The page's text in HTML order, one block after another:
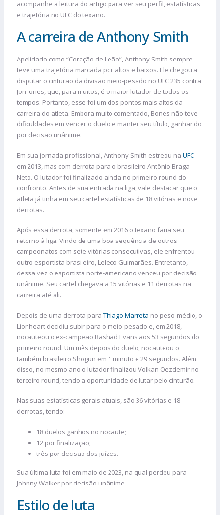
acompanhe a leitura do artigo para ver seu perfil, estatísticas
e trajetória no UFC do texano.
A carreira de Anthony Smith
Apelidado como “Coração de Leão”, Anthony Smith sempre
teve uma trajetória marcada por altos e baixos. Ele chegou a
disputar o cinturão da divisão meio-pesado no UFC 235 contra
Jon Jones, que, para muitos, é o maior lutador de todos os
tempos. Portanto, esse foi um dos pontos mais altos da
carreira do atleta. Embora muito comentado, Bones não teve
dificuldades em vencer o duelo e manter seu título, ganhando
por decisão unânime.
Em sua jornada profissional, Anthony Smith estreou na UFC
em 2013, mas com derrota para o brasileiro Antônio Braga
Neto. O lutador foi finalizado ainda no primeiro round do
confronto. Antes de sua entrada na liga, vale destacar que o
atleta já tinha em seu cartel estatísticas de 18 vitórias e nove
derrotas.
Após essa derrota, somente em 2016 o texano faria seu
retorno à liga. Vindo de uma boa sequência de outros
campeonatos com sete vitórias consecutivas, ele enfrentou
outro esportista brasileiro, Leleco Guimarães. Entretanto,
dessa vez o esportista norte-americano venceu por decisão
unânime. Seu cartel chegava a 15 vitórias e 11 derrotas na
carreira até ali.
Depois de uma derrota para Thiago Marreta no peso-médio, o
Lionheart decidiu subir para o meio-pesado e, em 2018,
nocauteou o ex-campeão Rashad Evans aos 53 segundos do
primeiro round. Um mês depois do duelo, nocauteou o
também brasileiro Shogun em 1 minuto e 29 segundos. Além
disso, no mesmo ano o lutador finalizou Volkan Oezdemir no
terceiro round, tendo a oportunidade de lutar pelo cinturão.
Nas suas estatísticas gerais atuais, são 36 vitórias e 18
derrotas, tendo:
18 duelos ganhos no nocaute;
12 por finalização;
três por decisão dos juízes.
Sua última luta foi em maio de 2023, na qual perdeu para
Johnny Walker por decisão unânime.
Estilo de luta